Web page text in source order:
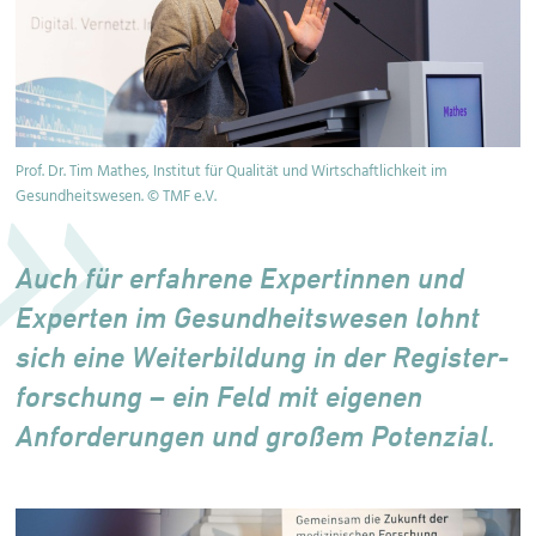
Prof. Dr. Tim Mathes, Institut für Qualität und Wirtschaftlichkeit im
Gesundheitswesen. © TMF e.V.
Auch für erfahrene Expertinnen und
Experten im Gesundheits­wesen lohnt
sich eine Weiter­bildung in der Register­
forschung – ein Feld mit eigenen
Anforde­rungen und großem Potenzial.